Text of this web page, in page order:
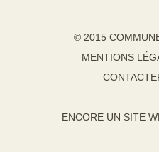
© 2015
MENTIONS
ENCORE UN SITE